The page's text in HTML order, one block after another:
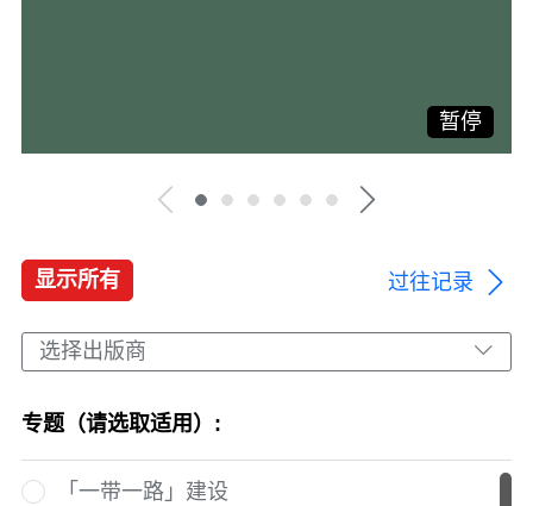
暂停
显示所有
选择出版商
过往记录
专题（请选取适用）:
「一带一路」建设